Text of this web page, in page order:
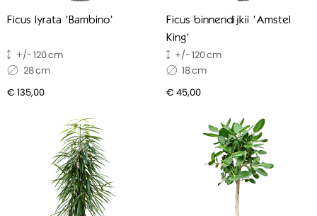
Ficus lyrata 'Bambino'
120
28
€ 135,00
Ficus binnendijkii 'Amstel
King'
120
18
€ 45,00